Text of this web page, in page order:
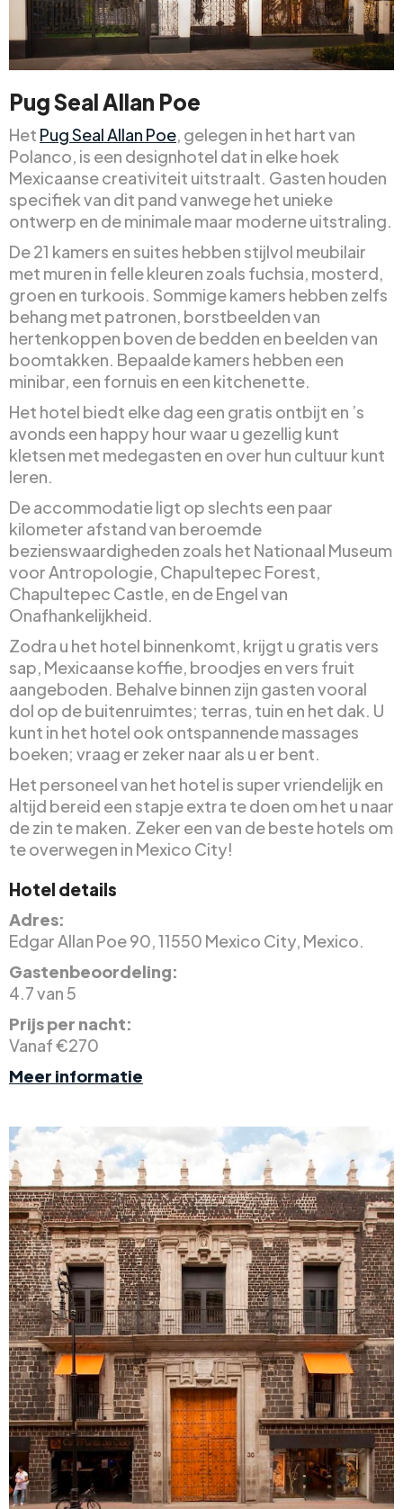
Pug Seal Allan Poe
Het Pug Seal Allan Poe, gelegen in het hart van
Polanco, is een designhotel dat in elke hoek
Mexicaanse creativiteit uitstraalt. Gasten houden
specifiek van dit pand vanwege het unieke
ontwerp en de minimale maar moderne uitstraling.
De 21 kamers en suites hebben stijlvol meubilair
met muren in felle kleuren zoals fuchsia, mosterd,
groen en turkoois. Sommige kamers hebben zelfs
behang met patronen, borstbeelden van
hertenkoppen boven de bedden en beelden van
boomtakken. Bepaalde kamers hebben een
minibar, een fornuis en een kitchenette.
Het hotel biedt elke dag een gratis ontbijt en ’s
avonds een happy hour waar u gezellig kunt
kletsen met medegasten en over hun cultuur kunt
leren.
De accommodatie ligt op slechts een paar
kilometer afstand van beroemde
bezienswaardigheden zoals het Nationaal Museum
voor Antropologie, Chapultepec Forest,
Chapultepec Castle, en de Engel van
Onafhankelijkheid.
Zodra u het hotel binnenkomt, krijgt u gratis vers
sap, Mexicaanse koffie, broodjes en vers fruit
aangeboden. Behalve binnen zijn gasten vooral
dol op de buitenruimtes; terras, tuin en het dak. U
kunt in het hotel ook ontspannende massages
boeken; vraag er zeker naar als u er bent.
Het personeel van het hotel is super vriendelijk en
altijd bereid een stapje extra te doen om het u naar
de zin te maken. Zeker een van de beste hotels om
te overwegen in Mexico City!
Hotel details
Adres:
Edgar Allan Poe 90, 11550 Mexico City, Mexico.
Gastenbeoordeling:
4.7 van 5
Prijs per nacht:
Vanaf €270
Meer informatie